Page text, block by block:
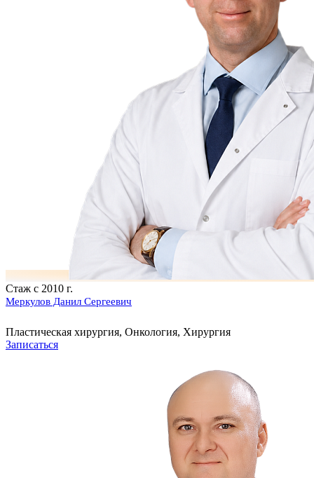
Стаж с 2010 г.
Меркулов Данил Сергеевич
Пластическая хирургия, Онкология, Хирургия
Записаться